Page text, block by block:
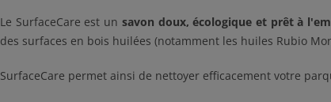
Le SurfaceCare est un savon doux, écologique et prêt à
des surfaces en bois huilées (notamment les huiles Rubio
SurfaceCare permet ainsi de nettoyer efficacement votre